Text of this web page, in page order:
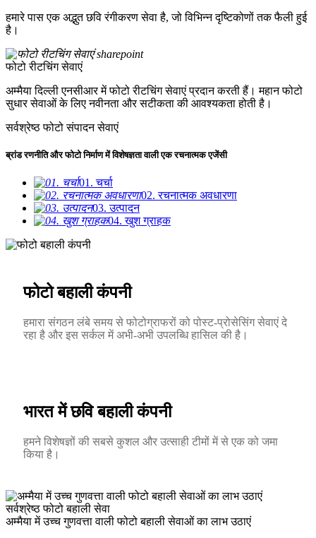
हमारे पास एक अद्भुत छवि रंगीकरण सेवा है, जो विभिन्न दृष्टिकोणों तक फैली हुई
है।
फोटो रीटचिंग सेवाएं
अम्मैया दिल्ली एनसीआर में फोटो रीटचिंग सेवाएं प्रदान करती हैं। महान फोटो
सुधार सेवाओं के लिए नवीनता और सटीकता की आवश्यकता होती है।
सर्वश्रेष्ठ फोटो संपादन सेवाएं
ब्रांड रणनीति और फोटो निर्माण में विशेषज्ञता वाली एक रचनात्मक एजेंसी
01. चर्चा
02. रचनात्मक अवधारणा
03. उत्पादन
04. खुश ग्राहक
फोटो बहाली कंपनी
हमारा संगठन लंबे समय से फोटोग्राफरों को पोस्ट-प्रोसेसिंग सेवाएं दे
रहा है और इस सर्कल में अभी-अभी उपलब्धि हासिल की है।
भारत में छवि बहाली कंपनी
हमने विशेषज्ञों की सबसे कुशल और उत्साही टीमों में से एक को जमा
किया है।
सर्वश्रेष्ठ फोटो बहाली सेवा
अम्मैया में उच्च गुणवत्ता वाली फोटो बहाली सेवाओं का लाभ उठाएं